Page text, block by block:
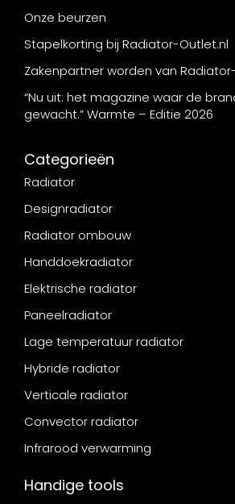
Onze beurzen
Stapelkorting bij Radiator-Outlet.nl
Zakenpartner worden van
“Nu uit: het magazine waar de
gewacht.” Warmte – Editie 2026
Categorieën
Radiator
Designradiator
Radiator ombouw
Handdoekradiator
Elektrische radiator
Paneelradiator
Lage temperatuur radiator
Hybride radiator
Verticale radiator
Convector radiator
Infrarood verwarming
Handige tools